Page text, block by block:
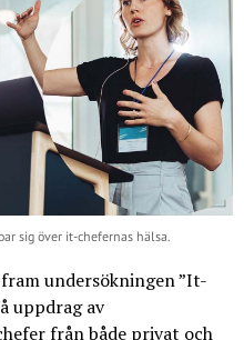
sig över it-chefernas hälsa.
undersökningen ”It-
uppdrag av
från både privat och